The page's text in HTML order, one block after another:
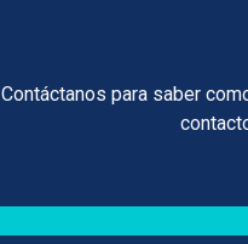
Contáctanos para saber